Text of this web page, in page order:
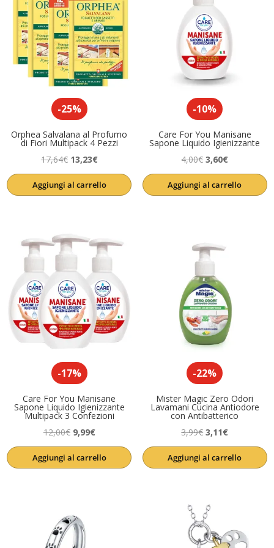
-25%
Orphea Salvalana al Profumo
di Fiori Multipack 4 Pezzi
17,64€ Il
prezzo
originale
13,23€Il
prezzo
attuale
Aggiungi al carrello
-10%
Care For You Manisane
Sapone Liquido Igienizzante
4,00€ Il
prezzo
originale
3,60€Il
prezzo
attuale
Aggiungi al carrello
-17%
Care For You Manisane
Sapone Liquido Igienizzante
Multipack 3 Confezioni
12,00€ Il
prezzo
originale
9,99€Il
prezzo
attuale
Aggiungi al carrello
-22%
Mister Magic Zero Odori
Lavamani Cucina Antiodore
con Antibatterico
3,99€ Il
prezzo
originale
3,11€Il
prezzo
attuale
Aggiungi al carrello